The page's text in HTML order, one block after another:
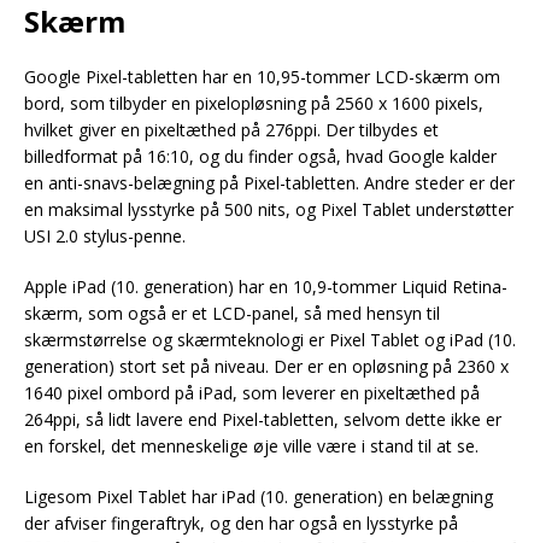
Skærm
Google Pixel-tabletten har en 10,95-tommer LCD-skærm om
bord, som tilbyder en pixelopløsning på 2560 x 1600 pixels,
hvilket giver en pixeltæthed på 276ppi. Der tilbydes et
billedformat på 16:10, og du finder også, hvad Google kalder
en anti-snavs-belægning på Pixel-tabletten. Andre steder er der
en maksimal lysstyrke på 500 nits, og Pixel Tablet understøtter
USI 2.0 stylus-penne.
Apple iPad (10. generation) har en 10,9-tommer Liquid Retina-
skærm, som også er et LCD-panel, så med hensyn til
skærmstørrelse og skærmteknologi er Pixel Tablet og iPad (10.
generation) stort set på niveau. Der er en opløsning på 2360 x
1640 pixel ombord på iPad, som leverer en pixeltæthed på
264ppi, så lidt lavere end Pixel-tabletten, selvom dette ikke er
en forskel, det menneskelige øje ville være i stand til at se.
Ligesom Pixel Tablet har iPad (10. generation) en belægning
der afviser fingeraftryk, og den har også en lysstyrke på